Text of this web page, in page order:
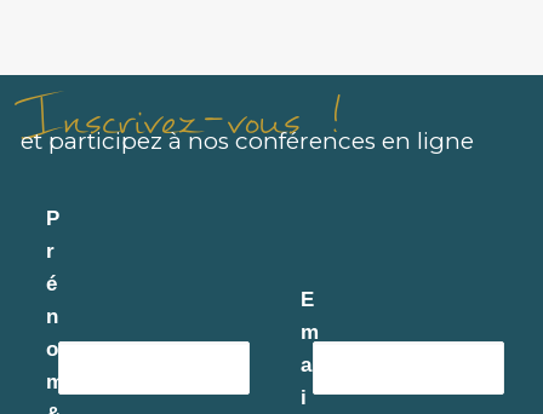
Inscrivez-vous !
et participez à nos conférences en ligne
P
r
é
n
o
m
E
m
a
i